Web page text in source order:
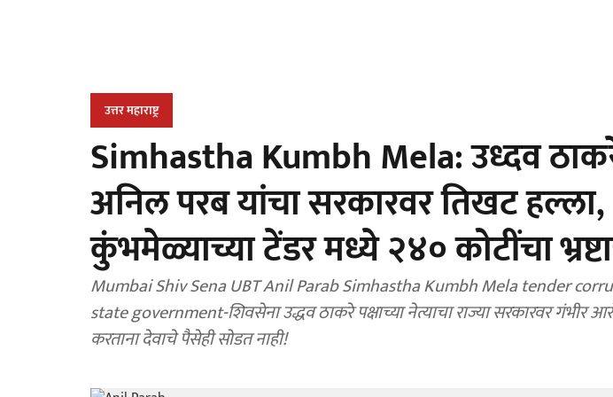
उत्तर महाराष्ट्र
Simhastha Kumbh Mela: उध्दव
अनिल परब यांचा सरकारवर तिखट हल्ला,
कुंभमेळ्याच्या टेंडर मध्ये २४० कोटींचा
Mumbai Shiv Sena UBT Anil Parab Simhastha Kumbh Mela tender
state government-शिवसेना उद्धव ठाकरे पक्षाच्या नेत्याचा राज्या सरकारवर गंभीर आरोप, सरकार
करताना देवाचे पैसेही सोडत नाही!